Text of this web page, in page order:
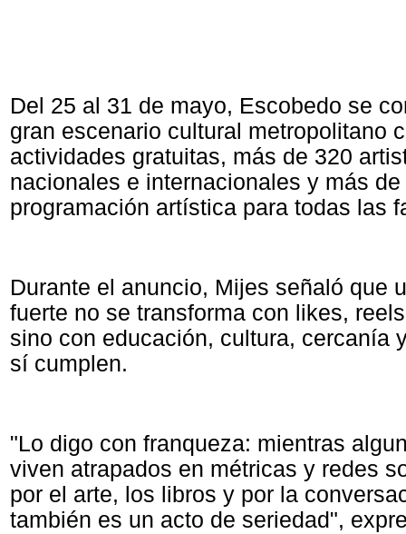
Del 25 al 31 de mayo, Escobedo se
gran escenario cultural metropolitano
actividades gratuitas, más de 320
nacionales e internacionales y más
programación artística para todas las
Durante el anuncio, Mijes señaló que
fuerte no se transforma con likes,
sino con educación, cultura, cercanía
sí cumplen.
"Lo digo con franqueza: mientras
viven atrapados en métricas y redes
por el arte, los libros y por la
también es un acto de seriedad",